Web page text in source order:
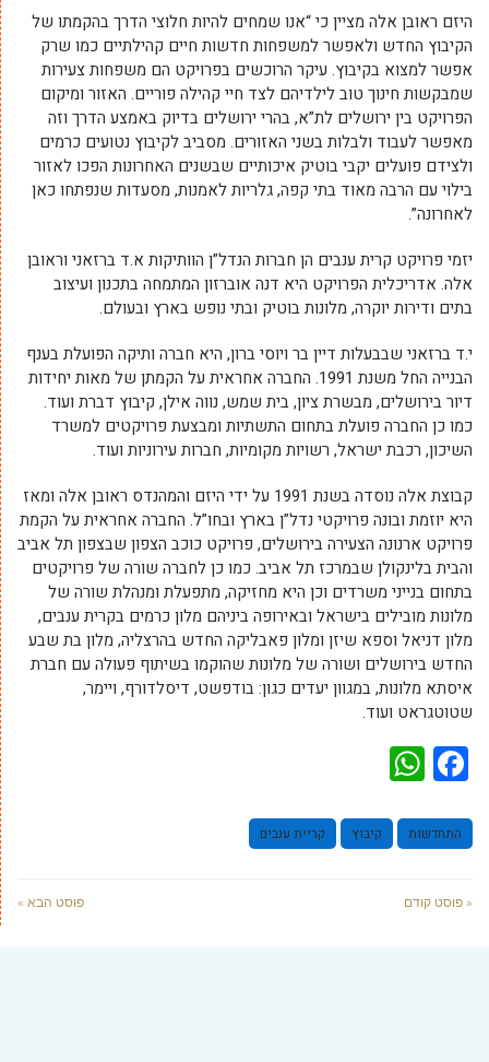
היזם ראובן אלה מציין כי “אנו שמחים להיות חלוצי הדרך בהקמתו של
הקיבוץ החדש ולאפשר למשפחות חדשות חיים קהילתיים כמו שרק
אפשר למצוא בקיבוץ. עיקר הרוכשים בפרויקט הם משפחות צעירות
שמבקשות חינוך טוב לילדיהם לצד חיי קהילה פוריים. האזור ומיקום
הפרויקט בין ירושלים לת”א, בהרי ירושלים בדיוק באמצע הדרך וזה
מאפשר לעבוד ולבלות בשני האזורים. מסביב לקיבוץ נטועים כרמים
ולצידם פועלים יקבי בוטיק איכותיים שבשנים האחרונות הפכו לאזור
בילוי עם הרבה מאוד בתי קפה, גלריות לאמנות, מסעדות שנפתחו כאן
לאחרונה”.
יזמי פרויקט קרית ענבים הן חברות הנדל”ן הוותיקות א.ד ברזאני וראובן
אלה. אדריכלית הפרויקט היא דנה אוברזון המתמחה בתכנון ועיצוב
בתים ודירות יוקרה, מלונות בוטיק ובתי נופש בארץ ובעולם.
י.ד ברזאני שבבעלות דיין בר ויוסי ברון, היא חברה ותיקה הפועלת בענף
הבנייה החל משנת 1991. החברה אחראית על הקמתן של מאות יחידות
דיור בירושלים, מבשרת ציון, בית שמש, נווה אילן, קיבוץ דברת ועוד.
כמו כן החברה פועלת בתחום התשתיות ומבצעת פרויקטים למשרד
השיכון, רכבת ישראל, רשויות מקומיות, חברות עירוניות ועוד.
קבוצת אלה נוסדה בשנת 1991 על ידי היזם והמהנדס ראובן אלה ומאז
היא יוזמת ובונה פרויקטי נדל”ן בארץ ובחו”ל. החברה אחראית על הקמת
פרויקט ארנונה הצעירה בירושלים, פרויקט כוכב הצפון שבצפון תל אביב
והבית בלינקולן שבמרכז תל אביב. כמו כן לחברה שורה של פרויקטים
בתחום בנייני משרדים וכן היא מחזיקה, מתפעלת ומנהלת שורה של
מלונות מובילים בישראל ובאירופה ביניהם מלון כרמים בקרית ענבים,
מלון דניאל וספא שיזן ומלון פאבליקה החדש בהרצליה, מלון בת שבע
החדש בירושלים ושורה של מלונות שהוקמו בשיתוף פעולה עם חברת
איסתא מלונות, במגוון יעדים כגון: בודפשט, דיסלדורף, ויימר,
שטוטגראט ועוד.
Facebook
התחדשות קיבוץ קריית ענבים
« פוסט קודם פוסט הבא »